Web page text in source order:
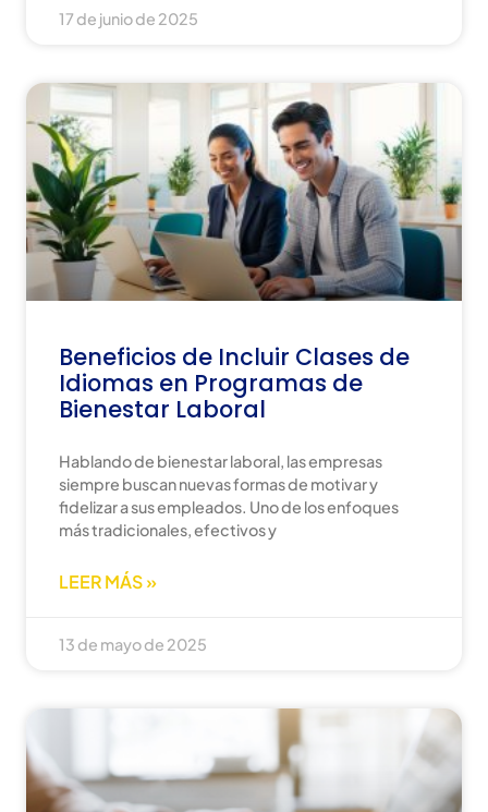
17 de junio de 2025
Beneficios de Incluir Clases de
Idiomas en Programas de
Bienestar Laboral
Hablando de bienestar laboral, las empresas
siempre buscan nuevas formas de motivar y
fidelizar a sus empleados. Uno de los enfoques
más tradicionales, efectivos y
LEER MÁS »
13 de mayo de 2025